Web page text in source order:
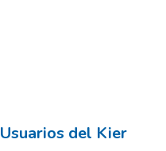
Usuarios del Kier